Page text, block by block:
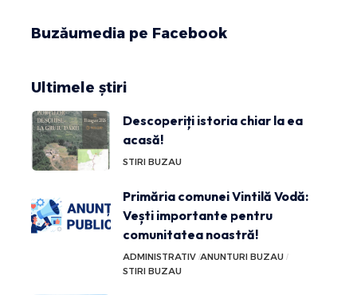
Buzăumedia pe Facebook
Ultimele știri
Descoperiți istoria chiar la ea
acasă!
STIRI BUZAU
Primăria comunei Vintilă Vodă:
Vești importante pentru
comunitatea noastră!
ADMINISTRATIV ANUNTURI BUZAU
STIRI BUZAU